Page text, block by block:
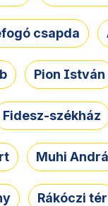
csapda
Pion István
Fidesz-székház
Muhi
Rákóczi tér